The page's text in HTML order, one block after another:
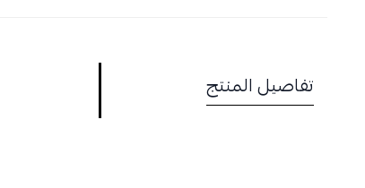
تفاصيل المنتج